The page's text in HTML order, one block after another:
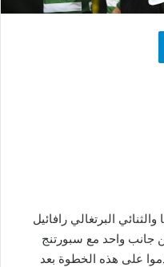
تيلقرام
البرتغالي رافائيل
جانب واحد مع سبورتنج
على هذه الخطوة بعد